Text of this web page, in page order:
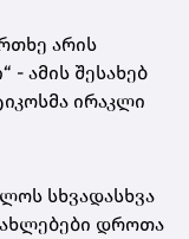
არის
- ამის შესახებ
ირაკლი
სხვადასხვა
დროთა